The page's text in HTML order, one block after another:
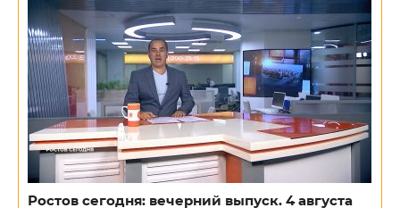
Ростов сегодня: вечерний выпуск. 4 августа